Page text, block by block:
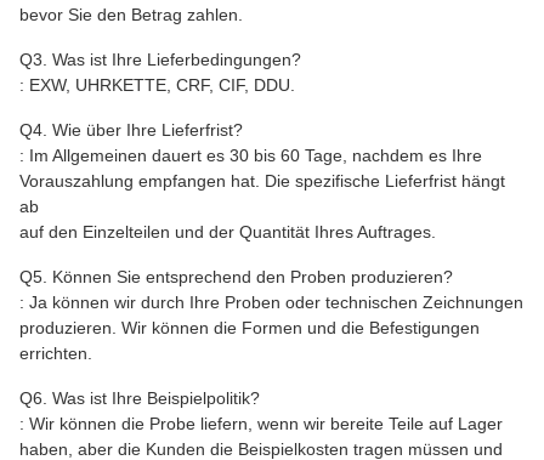
bevor Sie den Betrag zahlen.
Q3. Was ist Ihre Lieferbedingungen?
: EXW, UHRKETTE, CRF, CIF, DDU.
Q4. Wie über Ihre Lieferfrist?
: Im Allgemeinen dauert es 30 bis 60 Tage, nachdem es Ihre
Vorauszahlung empfangen hat. Die spezifische Lieferfrist hängt
ab
auf den Einzelteilen und der Quantität Ihres Auftrages.
Q5. Können Sie entsprechend den Proben produzieren?
: Ja können wir durch Ihre Proben oder technischen Zeichnungen
produzieren. Wir können die Formen und die Befestigungen
errichten.
Q6. Was ist Ihre Beispielpolitik?
: Wir können die Probe liefern, wenn wir bereite Teile auf Lager
haben, aber die Kunden die Beispielkosten tragen müssen und